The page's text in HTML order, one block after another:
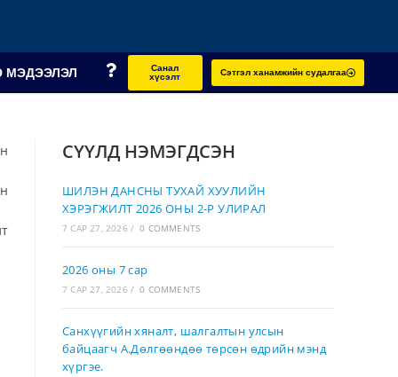
МЭДЭЭЛЭЛ
Санал
хүсэлт
Сэтгэл ханамжийн судалгаа
СҮҮЛД НЭМЭГДСЭН
ШИЛЭН ДАНСНЫ ТУХАЙ ХУУЛИЙН
ХЭРЭГЖИЛТ 2026 ОНЫ 2-Р УЛИРАЛ
7 САР 27, 2026 / 0 COMMENTS
2026 оны 7 сар
7 САР 27, 2026 / 0 COMMENTS
Санхүүгийн хяналт, шалгалтын улсын
байцаагч А.Дөлгөөндөө төрсөн өдрийн мэнд
хүргэе.